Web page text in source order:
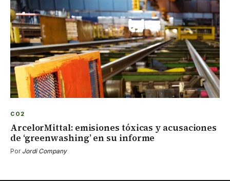
CO2
ArcelorMittal: emisiones tóxicas y acusaciones
de ‘greenwashing’ en su informe
Por Jordi Company